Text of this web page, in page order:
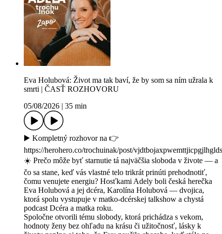
Eva Holubová: Život ma tak baví, že by som sa ním užrala k
smrti | ČASŤ ROZHOVORU
05/08/2026 | 35 min
▶️ Kompletný rozhovor na 👉
https://herohero.co/trochuinak/post/
☀️ Prečo môže byť starnutie tá najväčšia sloboda v živote — a
čo sa stane, keď vás vlastné telo trikrát prinúti prehodnotiť,
čomu venujete energiu? Hosťkami Adely boli česká herečka
Eva Holubová a jej dcéra, Karolína Holubová — dvojica,
ktorá spolu vystupuje v matko-dcérskej talkshow a chystá
podcast Dcéra a matka roku.
Spoločne otvorili tému slobody, ktorá prichádza s vekom,
hodnoty ženy bez ohľadu na krásu či užitočnosť, lásky k